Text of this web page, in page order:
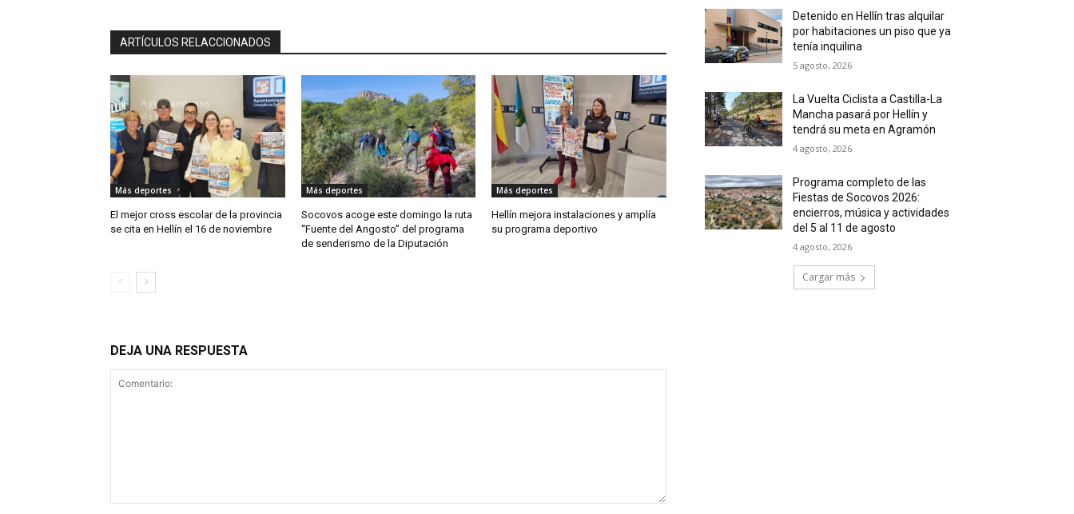
ARTÍCULOS RELACCIONADOS
Más deportes
El mejor cross escolar de la provincia
se cita en Hellín el 16 de noviembre
Más deportes
Socovos acoge este domingo la ruta
“Fuente del Angosto” del programa
de senderismo de la Diputación
Más deportes
Hellín mejora instalaciones y amplía
su programa deportivo
DEJA UNA RESPUESTA
Detenido en Hellín tras alquilar
por habitaciones un piso que ya
tenía inquilina
5 agosto, 2026
La Vuelta Ciclista a Castilla-La
Mancha pasará por Hellín y
tendrá su meta en Agramón
4 agosto, 2026
Programa completo de las
Fiestas de Socovos 2026:
encierros, música y actividades
del 5 al 11 de agosto
4 agosto, 2026
Cargar más